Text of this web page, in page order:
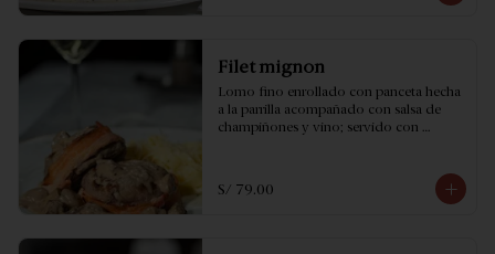
Filet mignon
Lomo fino enrollado con panceta hecha
a la parrilla acompañado con salsa de
champiñones y vino; servido con
S/ 79.00